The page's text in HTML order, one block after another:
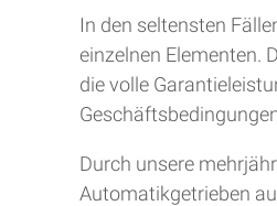
In den seltensten
einzelnen Elementen.
die volle
Durch unsere
Automatikgetrieben